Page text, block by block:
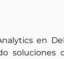
en
soluciones